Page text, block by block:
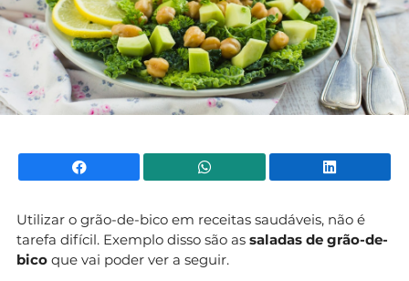
Facebook WhatsApp
Utilizar o grão-de-bico em receitas saudáveis, não é
tarefa difícil. Exemplo disso são as saladas de grão-de-
bico que vai poder ver a seguir.